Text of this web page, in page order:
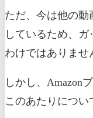
ただ、今は他の動
しているため、
わけではありませ
しかし、Amazon
このあたりについ